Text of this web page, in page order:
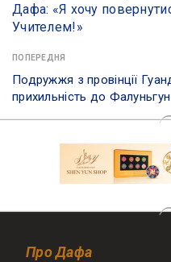
Дафа: «Я хочу
Учителем!»
ПОПЕРЕДНЯ
​Подружжя з провінції
прихильність до Фалуньгун
Про Дафа